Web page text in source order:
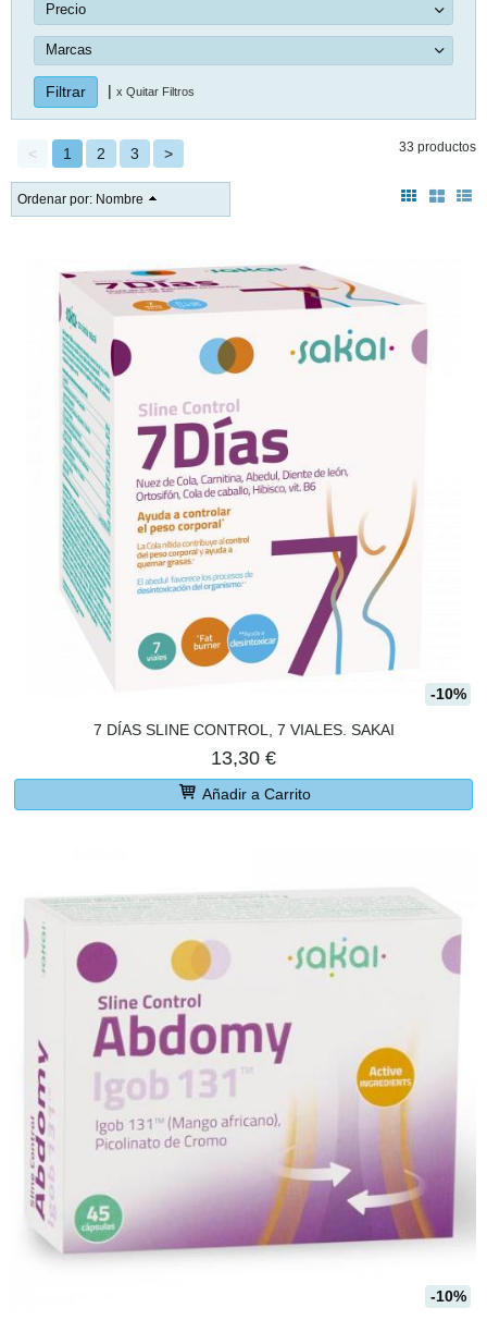
Precio
Marcas
| x Quitar Filtros
< 1 2 3 > 33 productos
Ordenar por: Nombre
-10%
7 DÍAS SLINE CONTROL, 7 VIALES. SAKAI
13,30 €
Añadir a Carrito
-10%